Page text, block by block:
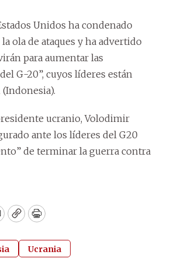
Unidos ha condenado
ola de ataques y ha advertido
para aumentar las
G-20”, cuyos líderes están
ucranio, Volodimir
ante los líderes del G20
de terminar la guerra contra
CopyPrint
Ucrania